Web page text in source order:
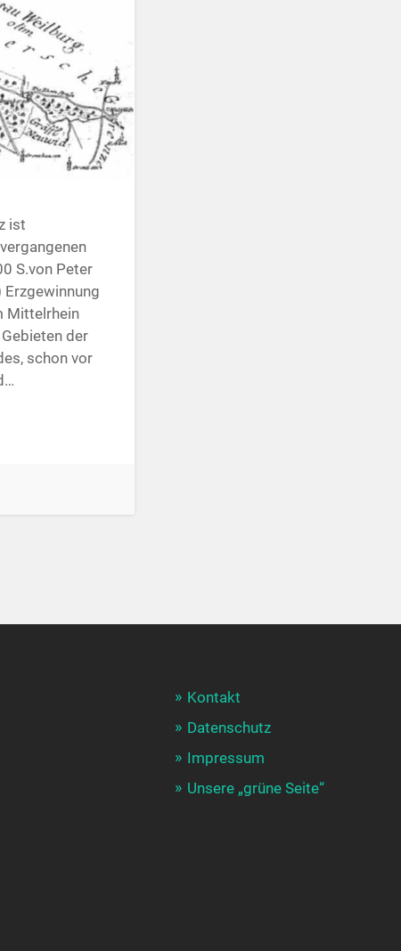
ist
S.von Peter
Mittelrhein
der
schon vor
Kontakt
Datenschutz
Impressum
Unsere „grüne Seite“